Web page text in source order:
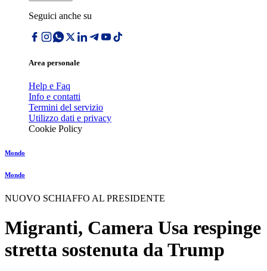
Seguici anche su
Area personale
Help e Faq
Info e contatti
Termini del servizio
Utilizzo dati e privacy
Cookie Policy
Mondo
Mondo
NUOVO SCHIAFFO AL PRESIDENTE
Migranti, Camera Usa respinge
stretta sostenuta da Trump